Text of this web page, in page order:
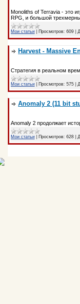
Monoliths of Terravia - это
RPG, и большой
Мои статьи Просмотров: 609
Harvest - Massive
Стратегия в реальном
Мои статьи Просмотров: 575
Anomaly 2 (11 bit
Anomaly 2 продолжает
Мои статьи Просмотров: 628